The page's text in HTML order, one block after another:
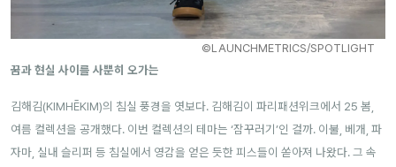
©LAUNCHMETRICS/SPOTLIGHT
꿈과 현실 사이를 사뿐히 오가는
김해김(KIMHĒKIM)의 침실 풍경을 엿보다. 김해김이 파리패션위크에서 25 봄,
여름 컬렉션을 공개했다. 이번 컬렉션의 테마는 ‘잠꾸러기’인 걸까. 이불, 베개, 파
자마, 실내 슬리퍼 등 침실에서 영감을 얻은 듯한 피스들이 쏟아져 나왔다. 그 속